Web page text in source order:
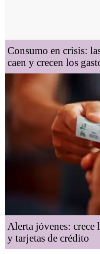
Consumo en crisis:
caen y crecen los
Alerta jóvenes: crece
y tarjetas de crédito